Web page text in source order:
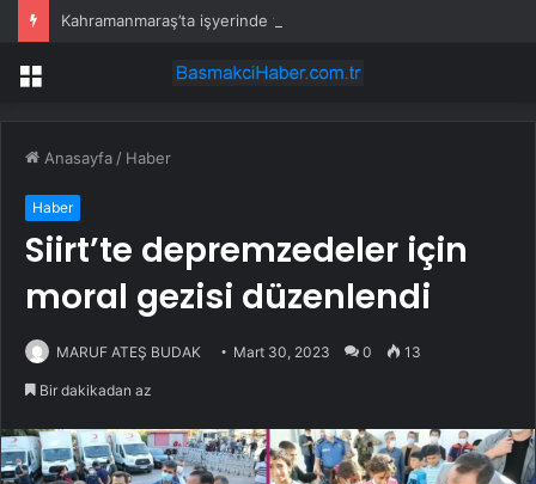
Kahramanmaraş’ta işyerinde yangın
Menü
Anasayfa / Haber
Haber
Siirt’te depremzedeler için
moral gezisi düzenlendi
MARUF ATEŞ BUDAK Mart 30, 2023 0 13
Bir dakikadan az